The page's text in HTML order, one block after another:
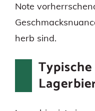
Note
herb sind.